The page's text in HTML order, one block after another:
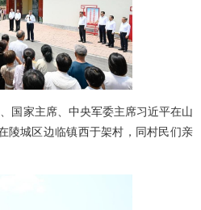
国家主席、中央军委主席习近平在山
陵城区边临镇西于架村，同村民们亲